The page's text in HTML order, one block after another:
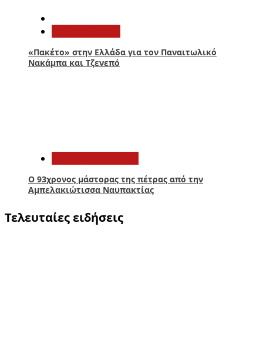
«Πακέτο» στην Ελλάδα για τον Παναιτωλικό
Νακάμπα και Τζενεπό
Ο 93χρονος μάστορας της πέτρας από την
Αμπελακιώτισσα Ναυπακτίας
Τελευταίες ειδήσεις